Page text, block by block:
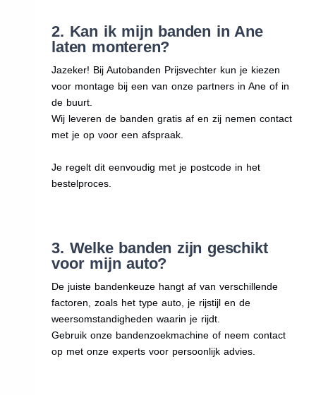
2. Kan ik mijn banden in Ane
laten monteren?
Jazeker! Bij Autobanden Prijsvechter kun je kiezen
voor montage bij een van onze partners in Ane of in
de buurt.
Wij leveren de banden gratis af en zij nemen contact
met je op voor een afspraak.
Je regelt dit eenvoudig met je postcode in het
bestelproces.
3. Welke banden zijn geschikt
voor mijn auto?
De juiste bandenkeuze hangt af van verschillende
factoren, zoals het type auto, je rijstijl en de
weersomstandigheden waarin je rijdt.
Gebruik onze bandenzoekmachine of neem contact
op met onze experts voor persoonlijk advies.